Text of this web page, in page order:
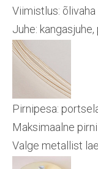
Viimistlus: õlivaha
Juhe: kangasjuhe,
Pirnipesa:
Maksimaalne
Valge metallist